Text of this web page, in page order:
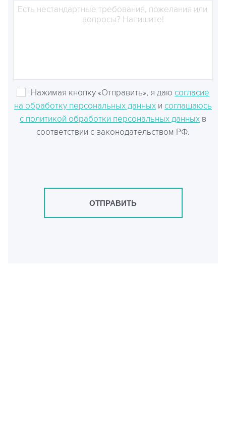
Нажимая кнопку «Отправить», я даю согласие
на обработку персональных данных и соглашаюсь
с политикой обработки персональных данных в
соответствии с законодательством РФ.
ОТПРАВИТЬ